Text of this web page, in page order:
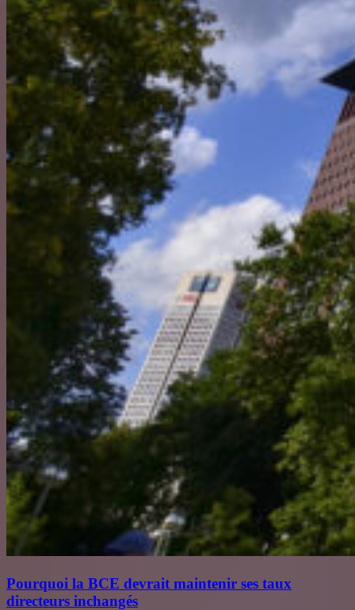
Pourquoi la BCE devrait maintenir ses taux
directeurs inchangés